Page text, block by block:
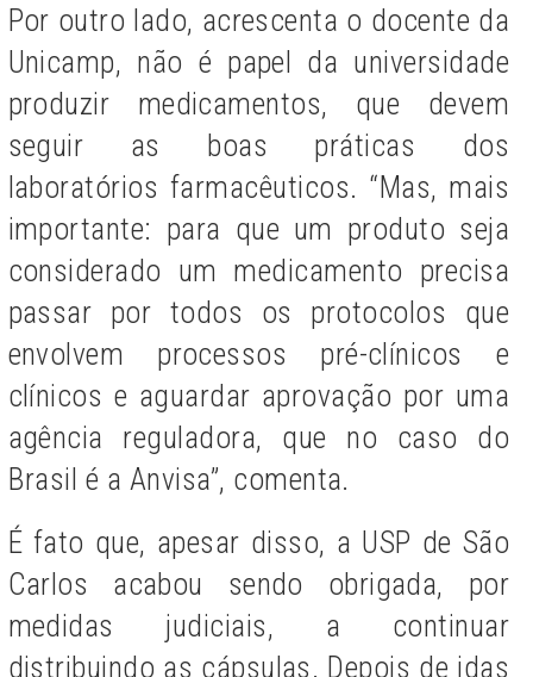
Por outro lado, acrescenta o docente da
Unicamp, não é papel da universidade
produzir medicamentos, que devem
seguir as boas práticas dos
laboratórios farmacêuticos. “Mas, mais
importante: para que um produto seja
considerado um medicamento precisa
passar por todos os protocolos que
envolvem processos pré-clínicos e
clínicos e aguardar aprovação por uma
agência reguladora, que no caso do
Brasil é a Anvisa”, comenta.
É fato que, apesar disso, a USP de São
Carlos acabou sendo obrigada, por
medidas judiciais, a continuar
distribuindo as cápsulas. Depois de idas